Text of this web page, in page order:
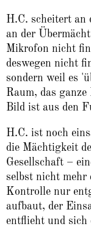
H.C. scheitert an
an der
Mikrofon nicht
deswegen nicht
sondern weil es
Raum, das
Bild ist aus den
H.C. ist noch
die Mächtigkeit
Gesellschaft –
selbst nicht mehr
Kontrolle nur
aufbaut, der
entflieht und sich